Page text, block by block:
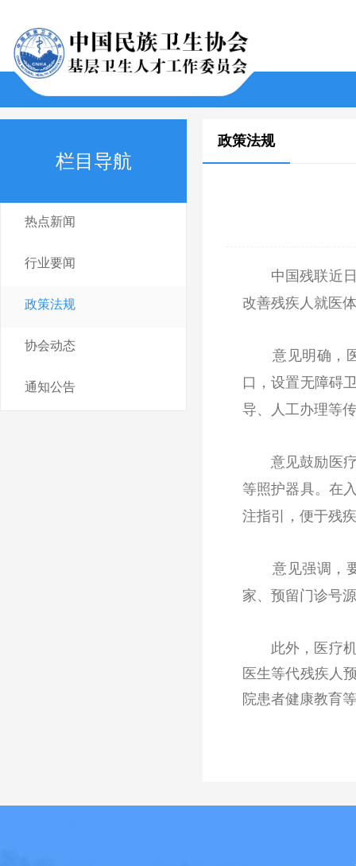
栏目导航
热点新闻
行业要闻
政策法规
协会动态
通知公告
政策法规
中国残联近日
改善残疾人就医
意见明确，医
口，设置无障碍
导、人工办理等
意见鼓励医疗
等照护器具。在
注指引，便于残
意见强调，要
家、预留门诊号
此外，医疗机
医生等代残疾人
院患者健康教育